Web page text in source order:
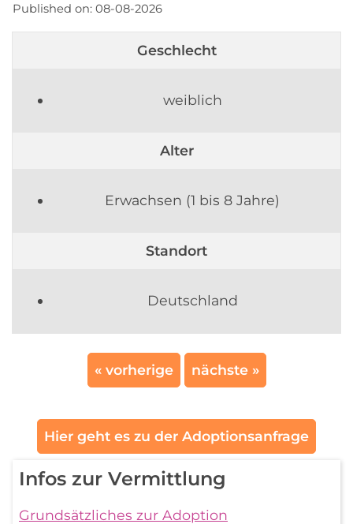
Published on: 08-08-2026
Geschlecht
weiblich
Alter
Erwachsen (1 bis 8 Jahre)
Standort
Deutschland
« vorherige nächste »
Hier geht es zu der Adoptionsanfrage
Infos zur Vermittlung
Grundsätzliches zur Adoption